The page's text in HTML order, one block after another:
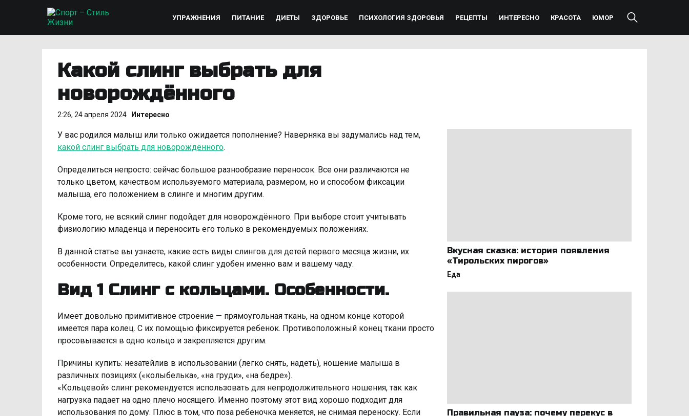
УПРАЖНЕНИЯ ПИТАНИЕ ДИЕТЫ ЗДОРОВЬЕ ПСИХОЛОГИЯ ЗДОРОВЬЯ РЕЦЕПТЫ ИНТЕРЕСНО КРАСОТА ЮМОР
Какой слинг выбрать для
новорождённого
2:26, 24 апреля 2024 Интересно
У вас родился малыш или только ожидается пополнение? Наверняка вы задумались над тем,
какой слинг выбрать для новорождённого.
Определиться непросто: сейчас большое разнообразие переносок. Все они различаются не
только цветом, качеством используемого материала, размером, но и способом фиксации
малыша, его положением в слинге и многим другим.
Кроме того, не всякий слинг подойдет для новорождённого. При выборе стоит учитывать
физиологию младенца и переносить его только в рекомендуемых положениях.
В данной статье вы узнаете, какие есть виды слингов для детей первого месяца жизни, их
особенности. Определитесь, какой слинг удобен именно вам и вашему чаду.
Вид 1 Слинг с кольцами. Особенности.
Имеет довольно примитивное строение — прямоугольная ткань, на одном конце которой
имеется пара колец. С их помощью фиксируется ребенок. Противоположный конец ткани просто
просовывается в одно кольцо и закрепляется другим.
Причины купить: незатейлив в использовании (легко снять, надеть), ношение малыша в
различных позициях («колыбелька», «на груди», «на бедре»).
«Кольцевой» слинг рекомендуется использовать для непродолжительного ношения, так как
нагрузка падает на одно плечо носящего. Именно поэтому этот вид хорошо подходит для
использования по дому. Плюс в том, что поза ребеночка меняется, не снимая переноску. Если
Вкусная сказка: история появления
«Тирольских пирогов»
Еда
Правильная пауза: почему перекус в